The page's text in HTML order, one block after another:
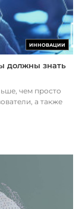
ИННОВАЦИИ
должны знать
чем просто
а также